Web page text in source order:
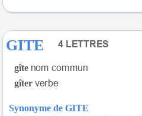
GITE
gîte
gîter
Synonyme de GITE